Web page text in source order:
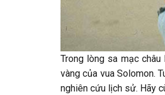
Trong lòng sa mạc
vàng của vua Solomon.
nghiên cứu lịch sử. Hãy